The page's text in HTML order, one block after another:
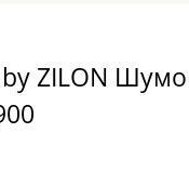
by ZILON